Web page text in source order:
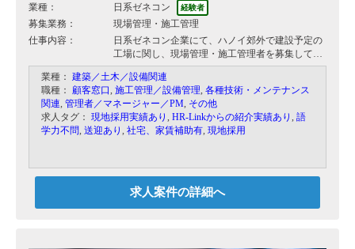
業種： 日系ゼネコン 経験者
募集業務：
現場管理・施工管理
仕事内容：
日系ゼネコン企業にて、ハノイ郊外で建設予定の
工場に関し、現場管理・施工管理者を募集してお
ります。
場合によってはハノイ市内の事務所にて見積対応
やスタッフマネジメントをお願いしながら、現場
を管理していただきます。
業種： 建築／土木／設備関連
職種： 顧客窓口 施工管理／設備管理 各種技術・メンテナンス
関連 管理者／マネージャー／PM その他
求人タグ： 現地採用実績あり HR-Linkからの紹介実績あり
語
学力不問 送迎あり 社宅、家賃補助有 現地採用
求人案件の詳細へ